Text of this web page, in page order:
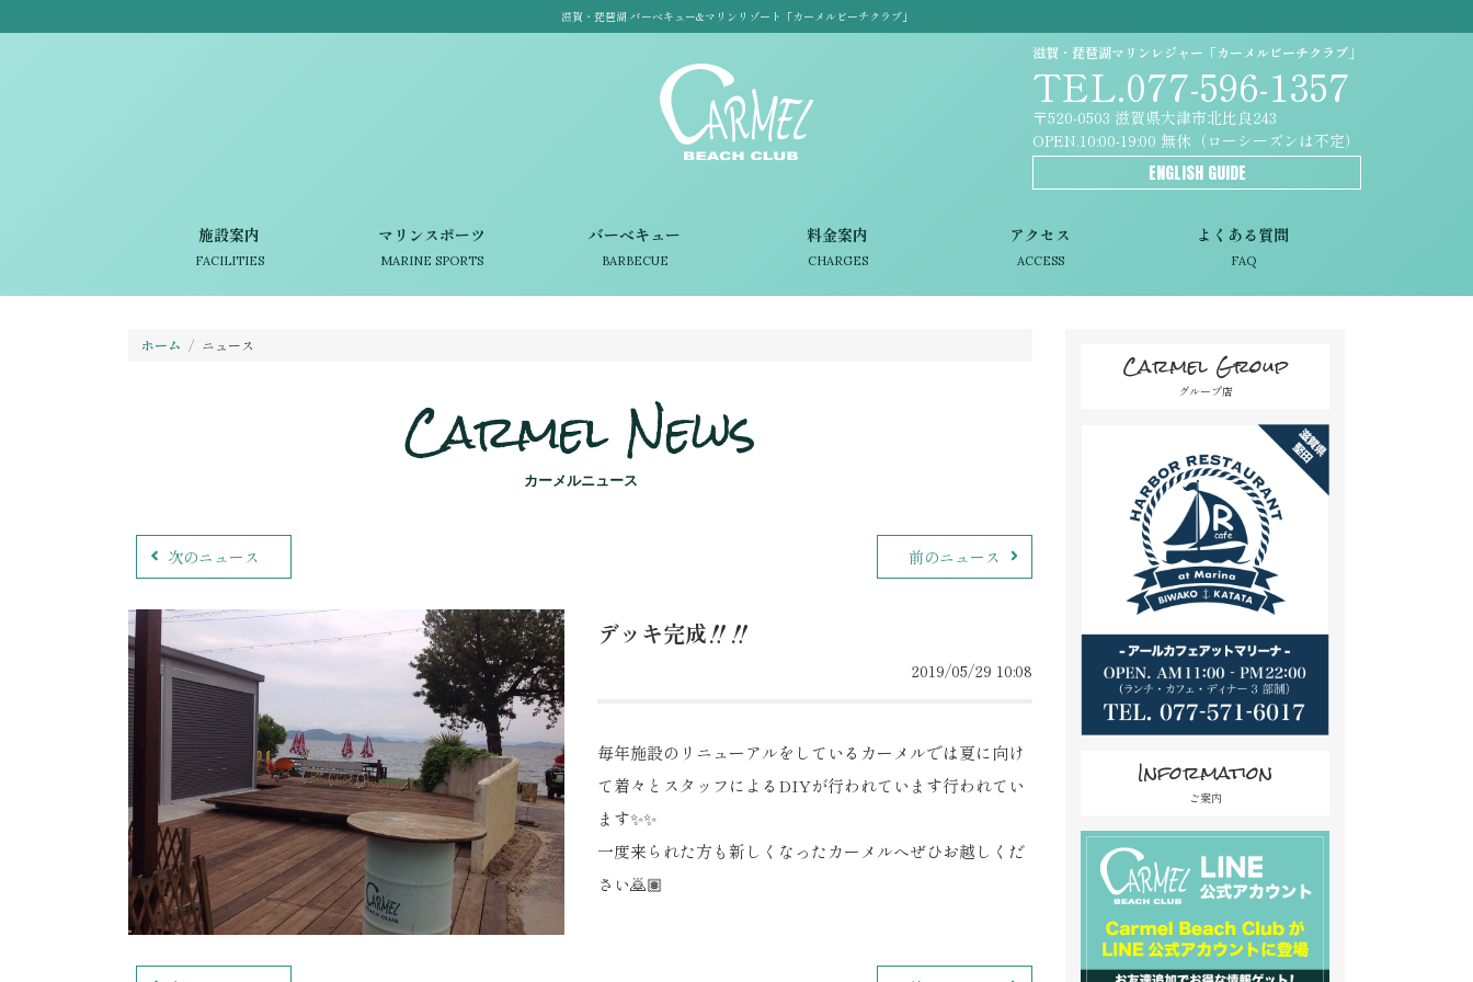
滋賀・琵琶湖 バーベキュー&マリンリゾート「カーメルビーチクラブ」
施設案内
FACILITIES
マリンスポーツ
MARINE SPORTS
バーベキュー
BARBECUE
料金案内
CHARGES
アクセス
ACCESS
よくある質問
FAQ
滋賀・琵琶湖マリンレジャー「カーメルビーチクラブ」
TEL.077-596-1357
〒520-0503 滋賀県大津市北比良243
OPEN.10:00-19:00 無休（ローシーズンは不定）
ENGLISH GUIDE
ホーム ニュース
Carmel News
カーメルニュース
次のニュース 前のニュース
デッキ完成‼️‼️
2019/05/29 10:08
毎年施設のリニューアルをしているカーメルでは夏に向け
て着々とスタッフによるDIYが行われています行われてい
ます✨✨
一度来られた方も新しくなったカーメルへぜひお越しくだ
さい🙇🏽
Carmel Group
グループ店
Information
ご案内